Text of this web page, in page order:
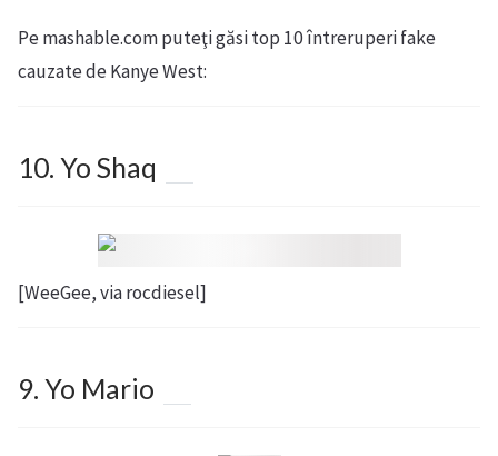
Pe mashable.com puteţi găsi top 10 întreruperi fake
cauzate de Kanye West:
10. Yo Shaq
[WeeGee, via rocdiesel]
9. Yo Mario